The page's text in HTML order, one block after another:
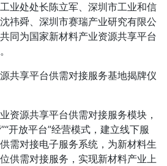
业处处长陈立军、深圳市工业和信
祎舜、深圳市赛瑞产业研究有限公
同为国家新材料产业资源共享平台
共享平台供需对接服务基地揭牌仪
资源共享平台供需对接服务模块，
”“开放平台”经营模式，建立线下服
需对接电子服务系统，为新材料生
供需对接服务，实现新材料产业上